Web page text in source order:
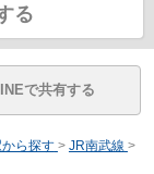
る
で共有する
ら探す > JR南武線 >